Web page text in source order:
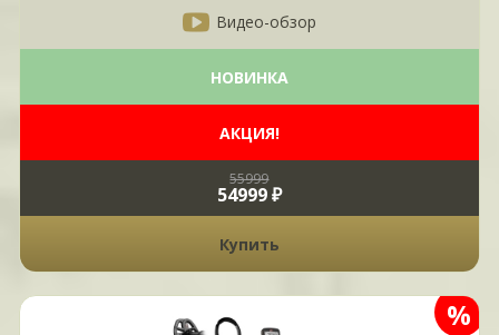
Видео-обзор
НОВИНКА
АКЦИЯ!
55999
54999 ₽
Купить
%